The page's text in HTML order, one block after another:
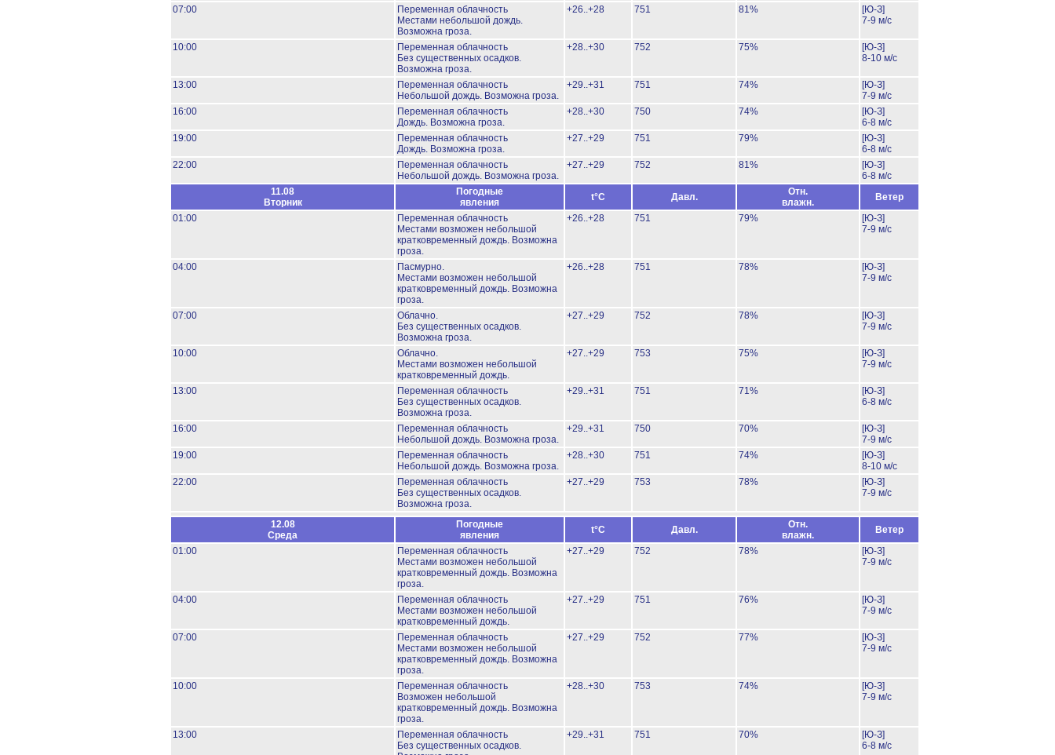
07:00
Переменная облачность
Местами небольшой дождь.
Возможна гроза.
+26..+28 751 81%
[Ю-З]
7-9 м/с
10:00
Переменная облачность
Без существенных осадков.
Возможна гроза.
+28..+30 752 75%
[Ю-З]
8-10 м/с
13:00
Переменная облачность
Небольшой дождь. Возможна гроза.
+29..+31 751 74%
[Ю-З]
7-9 м/с
16:00
Переменная облачность
Дождь. Возможна гроза.
+28..+30 750 74%
[Ю-З]
6-8 м/с
19:00
Переменная облачность
Дождь. Возможна гроза.
+27..+29 751 79%
[Ю-З]
6-8 м/с
22:00
Переменная облачность
Небольшой дождь. Возможна гроза.
+27..+29 752 81%
[Ю-З]
6-8 м/с
11.08
Вторник
Погодные
явления
t°C Давл.
Отн.
влажн.
Ветер
01:00
Переменная облачность
Местами возможен небольшой
кратковременный дождь. Возможна
гроза.
+26..+28 751 79%
[Ю-З]
7-9 м/с
04:00
Пасмурно.
Местами возможен небольшой
кратковременный дождь. Возможна
гроза.
+26..+28 751 78%
[Ю-З]
7-9 м/с
07:00
Облачно.
Без существенных осадков.
Возможна гроза.
+27..+29 752 78%
[Ю-З]
7-9 м/с
10:00
Облачно.
Местами возможен небольшой
кратковременный дождь.
+27..+29 753 75%
[Ю-З]
7-9 м/с
13:00
Переменная облачность
Без существенных осадков.
Возможна гроза.
+29..+31 751 71%
[Ю-З]
6-8 м/с
16:00
Переменная облачность
Небольшой дождь. Возможна гроза.
+29..+31 750 70%
[Ю-З]
7-9 м/с
19:00
Переменная облачность
Небольшой дождь. Возможна гроза.
+28..+30 751 74%
[Ю-З]
8-10 м/с
22:00
Переменная облачность
Без существенных осадков.
Возможна гроза.
+27..+29 753 78%
[Ю-З]
7-9 м/с
12.08
Среда
Погодные
явления
t°C Давл.
Отн.
влажн.
Ветер
01:00
Переменная облачность
Местами возможен небольшой
кратковременный дождь. Возможна
гроза.
+27..+29 752 78%
[Ю-З]
7-9 м/с
04:00
Переменная облачность
Местами возможен небольшой
кратковременный дождь.
+27..+29 751 76%
[Ю-З]
7-9 м/с
07:00
Переменная облачность
Местами возможен небольшой
кратковременный дождь. Возможна
гроза.
+27..+29 752 77%
[Ю-З]
7-9 м/с
10:00
Переменная облачность
Возможен небольшой
кратковременный дождь. Возможна
гроза.
+28..+30 753 74%
[Ю-З]
7-9 м/с
13:00
Переменная облачность
Без существенных осадков.
+29..+31 751 70%
[Ю-З]
6-8 м/с